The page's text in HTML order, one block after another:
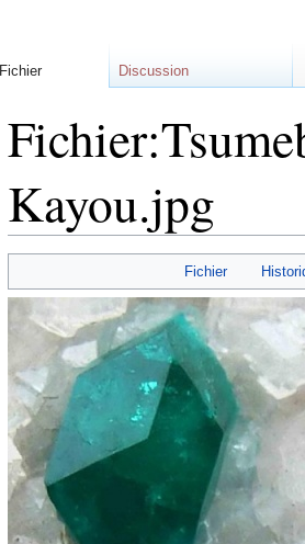
Kayou.jpg
Fichier
Fichier Discussion